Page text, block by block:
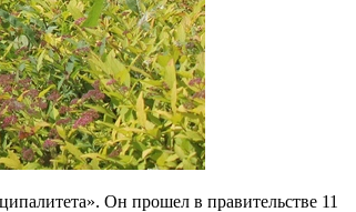
Он прошел в правительстве 11